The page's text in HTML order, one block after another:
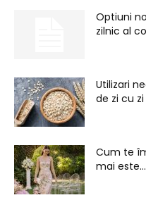
Optiuni
zilnic al
Utilizari
de zi cu zi
Cum te
mai este...